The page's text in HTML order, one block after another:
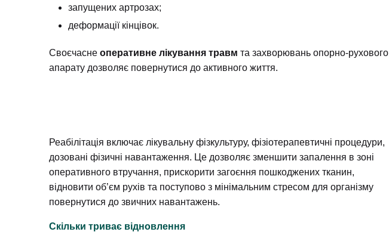
запущених артрозах;
деформації кінцівок.
Своєчасне оперативне лікування травм та захворювань опорно-рухового
апарату дозволяє повернутися до активного життя.
Реабілітація включає лікувальну фізкультуру, фізіотерапевтичні процедури,
дозовані фізичні навантаження. Це дозволяє зменшити запалення в зоні
оперативного втручання, прискорити загоєння пошкоджених тканин,
відновити об’єм рухів та поступово з мінімальним стресом для організму
повернутися до звичних навантажень.
Скільки триває відновлення